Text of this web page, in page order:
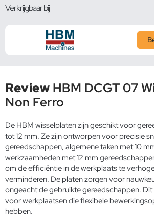
Verkrijgbaar bij
Review HBM DCGT 07
Non Ferro
De HBM wisselplaten zijn geschikt voor
tot 12 mm. Ze zijn ontworpen voor precisie
gereedschappen, algemene taken met 10
werkzaamheden met 12 mm
om de efficiëntie in de werkplaats te
verminderen. De platen zorgen voor
ongeacht de gebruikte gereedschappen.
voor werkplaatsen die flexibele
hebben.